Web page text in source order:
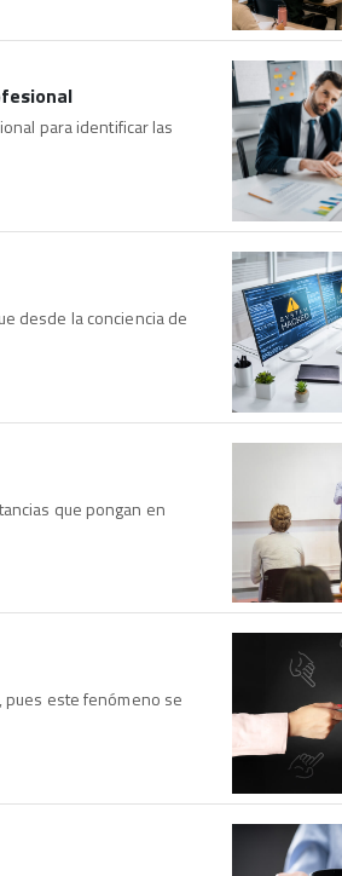
para identificar las
desde la conciencia de
que pongan en
pues este fenómeno se